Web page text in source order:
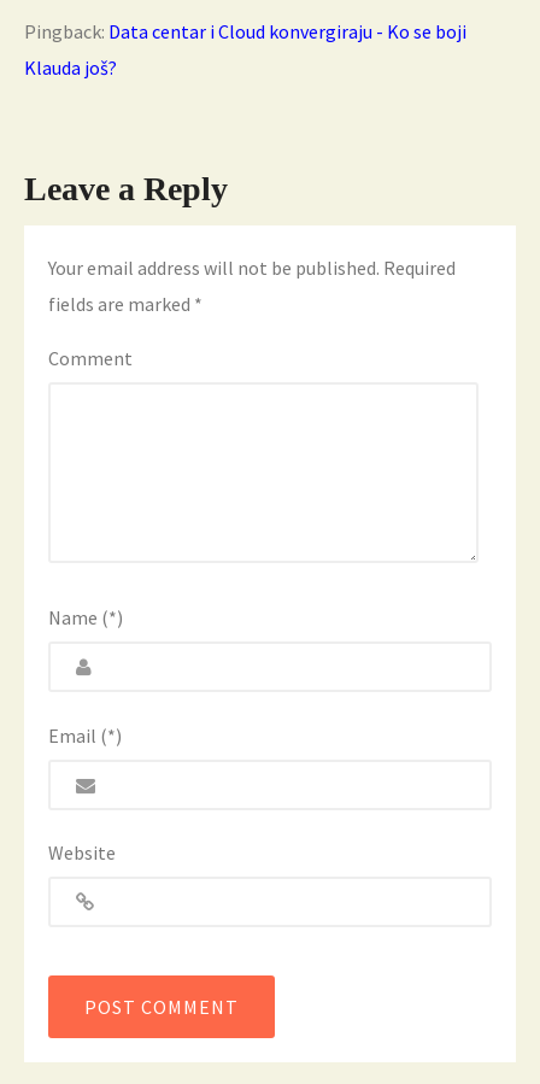
Pingback: Data centar i Cloud konvergiraju - Ko se boji
Klauda još?
Leave a Reply
Your email address will not be published. Required
fields are marked *
Comment
Name (*)
Email (*)
Website